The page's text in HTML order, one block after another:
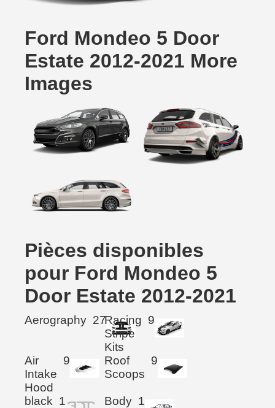
Ford Mondeo 5 Door
Estate 2012-2021 More
Images
Pièces disponibles
pour Ford Mondeo 5
Door Estate 2012-2021
Aerography 27Racing
Stripe
Kits
9
Air
Intake
Hood
9
Roof
Scoops
9
black 1 Body 1